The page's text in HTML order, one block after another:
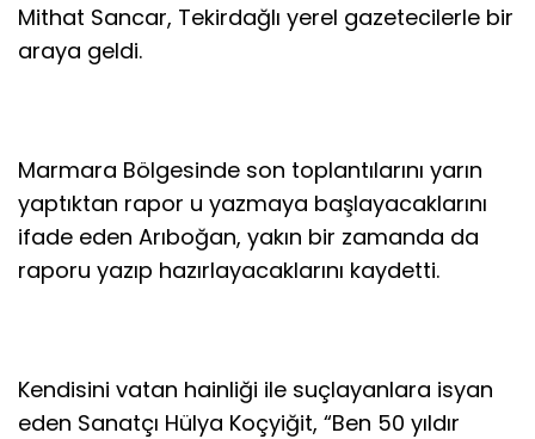
Mithat Sancar, Tekirdağlı yerel gazetecilerle bir
araya geldi.
Marmara Bölgesinde son toplantılarını yarın
yaptıktan rapor u yazmaya başlayacaklarını
ifade eden Arıboğan, yakın bir zamanda da
raporu yazıp hazırlayacaklarını kaydetti.
Kendisini vatan hainliği ile suçlayanlara isyan
eden Sanatçı Hülya Koçyiğit, “Ben 50 yıldır